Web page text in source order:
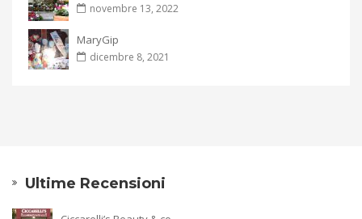
novembre 13, 2022
MaryGip
dicembre 8, 2021
Ultime Recensioni